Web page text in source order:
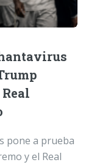
pone a prueba
y el Real